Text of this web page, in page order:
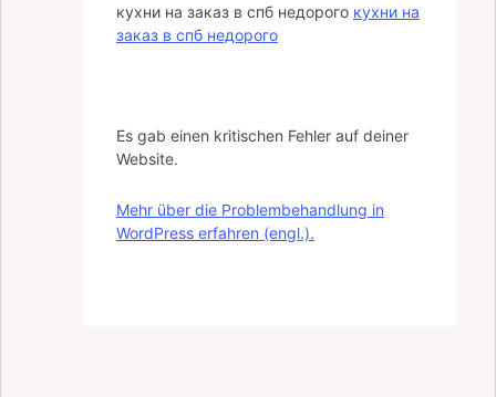
кухни на заказ в спб недорого кухни на
заказ в спб недорого
Es gab einen kritischen Fehler auf deiner
Website.
Mehr über die Problembehandlung in
WordPress erfahren (engl.).